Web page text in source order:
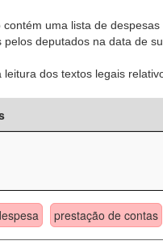
contém uma lista de
pelos deputados na data de
leitura dos textos legais
prestação de contas